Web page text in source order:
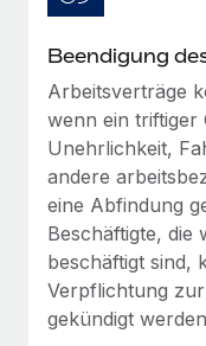
Einfacheres
Compliance
Lückenlose
Globale
Geräten
Gründung von
So hat der KI-
Remote um 120
Weaviate auf einen
Open-Source-
Mehr erfahren
Revolution des
Alle Ressourcen
BLOG
Globale Payroll
EOR und PEO
Contractor
Steuern
Beendigung
Arbeitsverträge
wenn ein triftiger
Unehrlichkeit,
andere
eine Abfindung
Beschäftigte, die
beschäftigt sind,
Verpflichtung
gekündigt